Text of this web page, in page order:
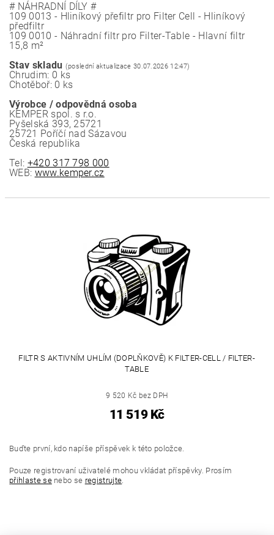
# NÁHRADNÍ DÍLY #
109 0013 - Hliníkový přefiltr pro Filter Cell - Hliníkový
předfiltr
109 0010 - Náhradní filtr pro Filter-Table - Hlavní filtr
15,8 m²
Stav skladu (poslední aktualizace 30.07.2026 12:47)
Chrudim: 0 ks
Chotěboř: 0 ks
Výrobce / odpovědná osoba
KEMPER spol. s r.o.
Pyšelská 393, 25721
25721 Poříčí nad Sázavou
Česká republika
Tel: +420 317 798 000
WEB: www.kemper.cz
FILTR S AKTIVNÍM UHLÍM (DOPLŇKOVĚ) K FILTER-CELL / FILTER-
TABLE
9 520 Kč bez DPH
11 519 Kč
Buďte první, kdo napíše příspěvek k této položce.
Pouze registrovaní uživatelé mohou vkládat příspěvky. Prosím
přihlaste senebo se registrujte.